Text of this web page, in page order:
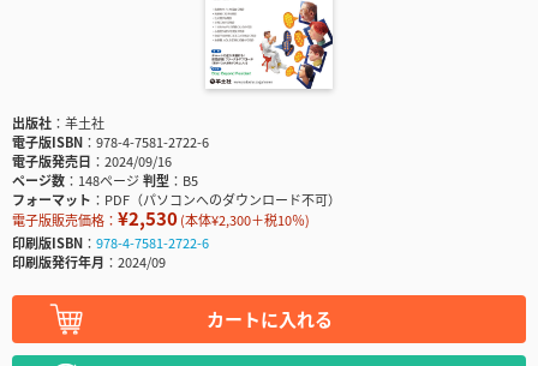
出版社
羊土社
電子版ISBN
978-4-7581-2722-6
電子版発売日
2024/09/16
ページ数
148ページ判型
B5
フォーマット
PDF（パソコンへのダウンロード不可）
電子版販売価格： ¥2,530(本体¥2,300＋税10％)
印刷版ISBN
978-4-7581-2722-6
印刷版発行年月
2024/09
カートに入れる